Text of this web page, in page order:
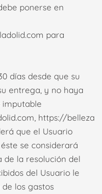
ponerse en
para
días desde que su
entrega, y no haya
imputable
https://belleza
que el Usuario
se considerará
de la resolución del
del Usuario le
los gastos